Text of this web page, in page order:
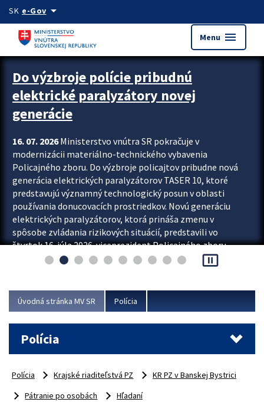
Preskocit na hlavný obsah
SK e-Govarrow_drop_down
Menu menu
Zastavit automatický posun upútavok
Do výzbroje polície pribudnú
elektrické paralyzátory novej
generácie
16. 07. 2026Ministerstvo vnútra SR pokračuje v
modernizácii materiálno-technického vybavenia
Policajného zboru. Do výzbroje policajtov pribudne nová
generácia elektrických paralyzátorov TASER 10, ktoré
predstavujú významný technologický posun v oblasti
používania donucovacích prostriedkov. Novú generáciu
elektrických paralyzátorov, ktorá prináša zmenu v
spôsobe zvládania rizikových situácií, predstavili vo
štvrtok 16. júla 2026 viceprezident Policajného zboru
Rastislav Polakovič a riaditeľ odboru výcviku...
pause_presentation
Úvodná stránka MV SR Polícia
Polícia
Polícia Krajské riaditeľstvá PZ
KR PZ v Banskej Bystrici
Pátranie po osobách
Hľadaní